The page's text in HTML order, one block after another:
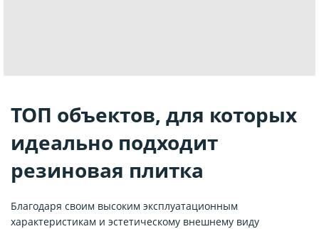
ТОП объектов, для которых
идеально подходит
резиновая плитка
Благодаря своим высоким эксплуатационным
характеристикам и эстетическому внешнему виду